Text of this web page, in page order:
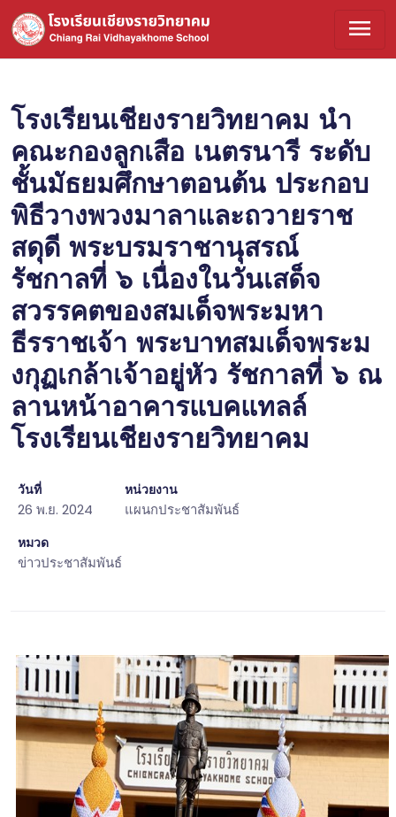
menu
โรงเรียนเชียงรายวิทยาคม นำ
คณะกองลูกเสือ เนตรนารี ระดับ
ชั้นมัธยมศึกษาตอนต้น ประกอบ
พิธีวางพวงมาลาและถวายราช
สดุดี พระบรมราชานุสรณ์
รัชกาลที่ ๖ เนื่องในวันเสด็จ
สวรรคตของสมเด็จพระมหา
ธีรราชเจ้า พระบาทสมเด็จพระม
งกุฏเกล้าเจ้าอยู่หัว รัชกาลที่ ๖ ณ
ลานหน้าอาคารแบคแทลล์
โรงเรียนเชียงรายวิทยาคม
วันที่
26 พ.ย. 2024
หน่วยงาน
แผนกประชาสัมพันธ์
หมวด
ข่าวประชาสัมพันธ์